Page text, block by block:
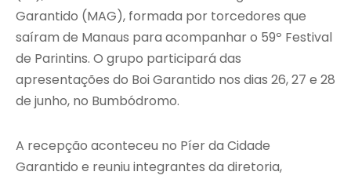
Garantido (MAG), formada por torcedores que
saíram de Manaus para acompanhar o 59º Festival
de Parintins. O grupo participará das
apresentações do Boi Garantido nos dias 26, 27 e 28
de junho, no Bumbódromo.
A recepção aconteceu no Píer da Cidade
Garantido e reuniu integrantes da diretoria,